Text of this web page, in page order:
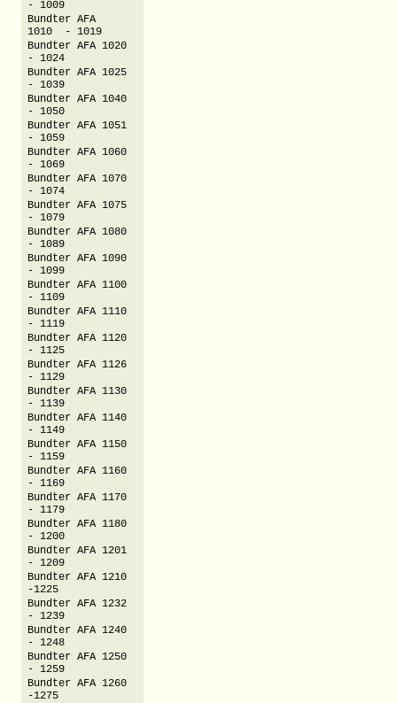
- 1009
Bundter AFA
1010 - 1019
Bundter AFA 1020
- 1024
Bundter AFA 1025
- 1039
Bundter AFA 1040
- 1050
Bundter AFA 1051
- 1059
Bundter AFA 1060
- 1069
Bundter AFA 1070
- 1074
Bundter AFA 1075
- 1079
Bundter AFA 1080
- 1089
Bundter AFA 1090
- 1099
Bundter AFA 1100
- 1109
Bundter AFA 1110
- 1119
Bundter AFA 1120
- 1125
Bundter AFA 1126
- 1129
Bundter AFA 1130
- 1139
Bundter AFA 1140
- 1149
Bundter AFA 1150
- 1159
Bundter AFA 1160
- 1169
Bundter AFA 1170
- 1179
Bundter AFA 1180
- 1200
Bundter AFA 1201
- 1209
Bundter AFA 1210
-1225
Bundter AFA 1232
- 1239
Bundter AFA 1240
- 1248
Bundter AFA 1250
- 1259
Bundter AFA 1260
-1275